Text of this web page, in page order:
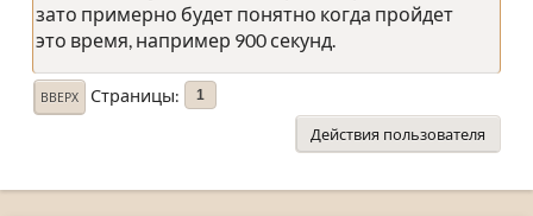
зато примерно будет понятно когда пройдет
это время, например 900 секунд.
ВВЕРХ Страницы 1
Действия пользователя